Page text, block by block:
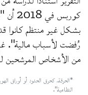
بشكل غير منتظم كانوا
رُفضت لأسباب مالية".
من الأشخاص المرشحين
*الحرقة، كحرق الحدود أو أوراق
النظامية".